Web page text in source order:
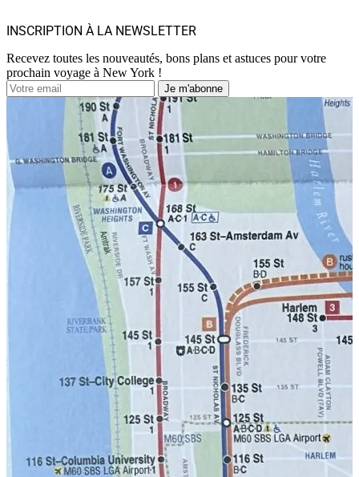
INSCRIPTION À LA NEWSLETTER
Recevez toutes les nouveautés, bons plans et astuces pour votre
prochain voyage à New York !
Je m'abonne